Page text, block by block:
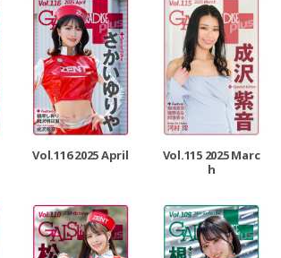
Vol.116 2025 April
Vol.115 2025 Marc
h